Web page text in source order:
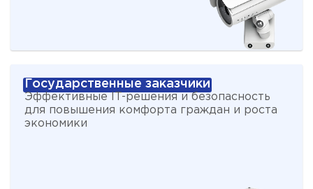
Государственные заказчики
Эффективные IT-решения и безопасность
для повышения комфорта граждан и роста
экономики